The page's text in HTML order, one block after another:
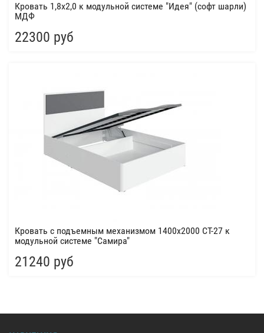
Кровать 1,8х2,0 к модульной системе "Идея" (софт шарли)
МДФ
22300 руб
Кровать с подъемным механизмом 1400х2000 СТ-27 к
модульной системе "Самира"
21240 руб